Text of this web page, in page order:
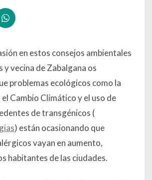
en estos consejos ambientales
y vecina de Zabalgana os
problemas ecológicos como la
Cambio Climático y el uso de
de transgénicos (
) están ocasionando que
vayan en aumento,
habitantes de las ciudades.